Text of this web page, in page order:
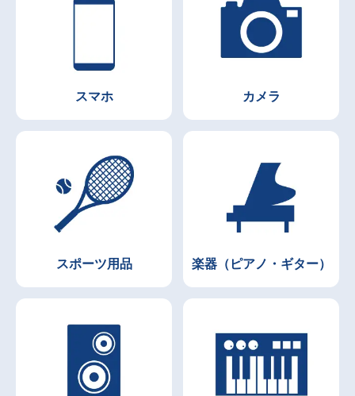
スマホ カメラ
スポーツ用品 楽器（ピアノ・ギター）